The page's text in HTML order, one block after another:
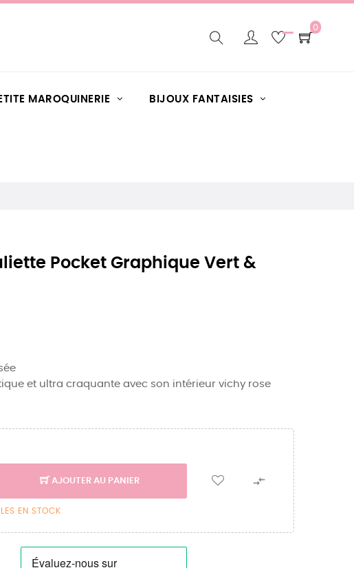
0
MAROQUINERIE BIJOUX FANTAISIES
Pocket Graphique Vert &
et ultra craquante avec son intérieur vichy rose
AJOUTER AU PANIER 
EN STOCK